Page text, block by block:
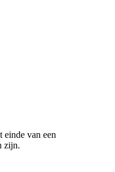
einde van een
zijn.